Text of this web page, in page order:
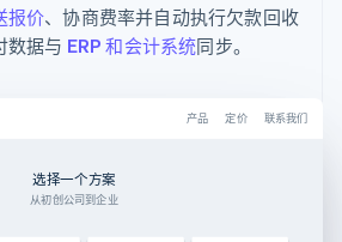
报价、协商费率并自动执行欠款回收
数据与 ERP 和会计系统同步。
产品 定价 联系我们
选择一个方案
从初创公司到企业